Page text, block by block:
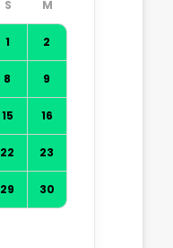
1 2
8 9
15 16
22 23
29 30